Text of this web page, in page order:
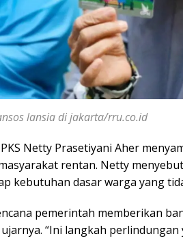
lansia di jakarta/rru.co.id
Netty Prasetiyani Aher
rentan. Netty
kebutuhan dasar warga yang
pemerintah memberikan
“Ini langkah perlindungan